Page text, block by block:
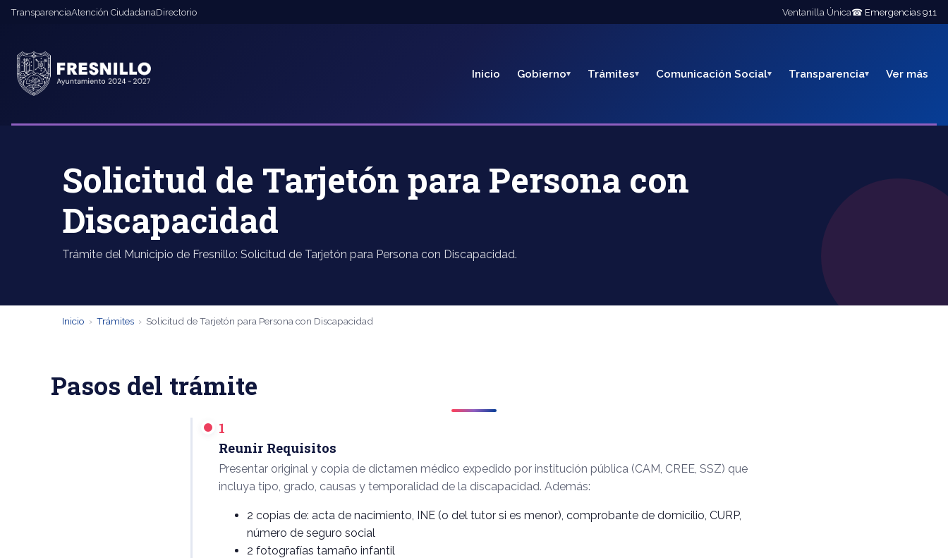
TransparenciaAtención CiudadanaDirectorio Ventanilla Única☎ Emergencias 911
Inicio Gobierno Trámites Comunicación Social Transparencia Ver más
Solicitud de Tarjetón para Persona con
Discapacidad
Trámite del Municipio de Fresnillo: Solicitud de Tarjetón para Persona con Discapacidad.
Inicio › Trámites › Solicitud de Tarjetón para Persona con Discapacidad
Pasos del trámite
1
Reunir Requisitos
Presentar original y copia de dictamen médico expedido por institución pública (CAM, CREE, SSZ) que
incluya tipo, grado, causas y temporalidad de la discapacidad. Además:
2 copias de: acta de nacimiento, INE (o del tutor si es menor), comprobante de domicilio, CURP,
número de seguro social
2 fotografías tamaño infantil